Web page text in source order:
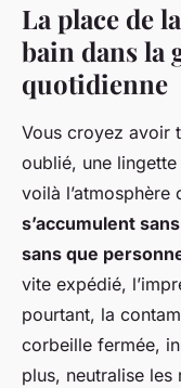
La place de
bain dans la
quotidienne
Vous croyez avoir
oublié, une
voilà l’atmosphère
s’accumulent
sans que
vite expédié,
pourtant, la
corbeille fermée,
plus, neutralise les